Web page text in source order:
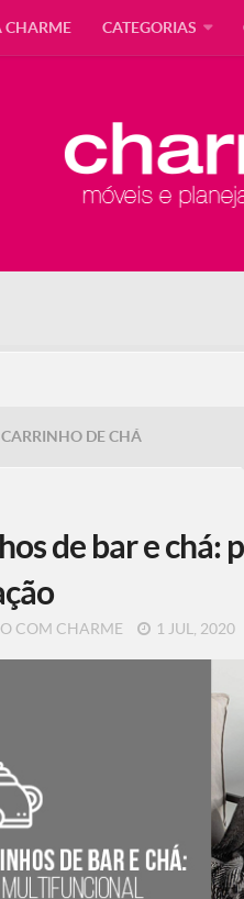
CHARME CATEGORIAS
CARRINHO DE CHÁ
de bar e chá:
COM CHARME 1 JUL, 2020